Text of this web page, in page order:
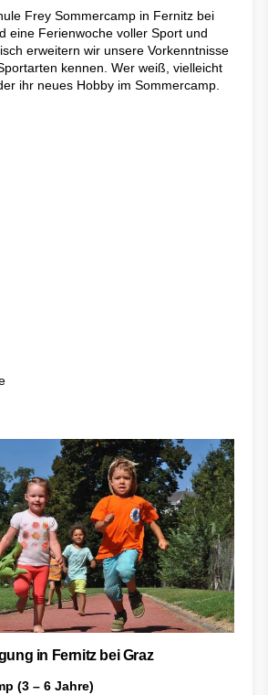
Frey Sommercamp in Fernitz bei
eine Ferienwoche voller Sport und
erweitern wir unsere Vorkenntnisse
kennen. Wer weiß, vielleicht
ihr neues Hobby im Sommercamp.
in Fernitz bei Graz
(3 – 6 Jahre)